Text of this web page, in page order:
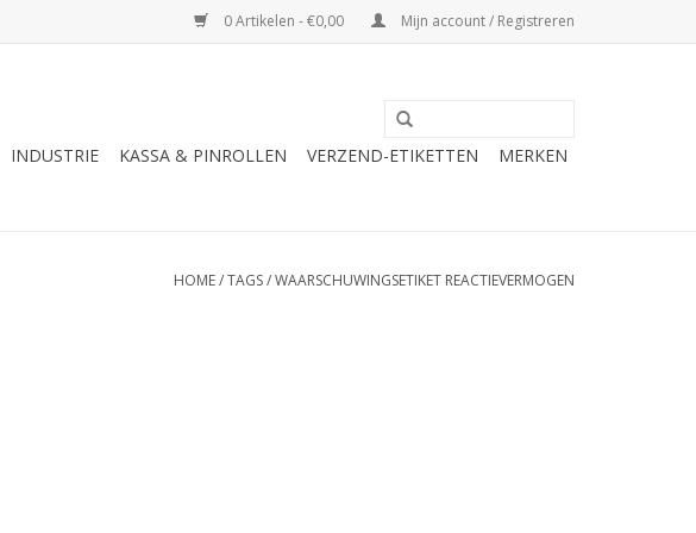
0 Artikelen - €0,00 Mijn account / Registreren
INDUSTRIE KASSA & PINROLLEN VERZEND-ETIKETTEN MERKEN
HOME/TAGS/WAARSCHUWINGSETIKET REACTIEVERMOGEN